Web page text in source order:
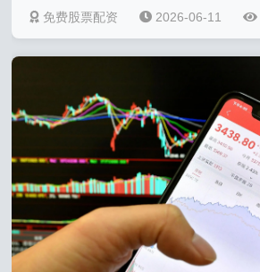
免费股票配资 2026-06-11